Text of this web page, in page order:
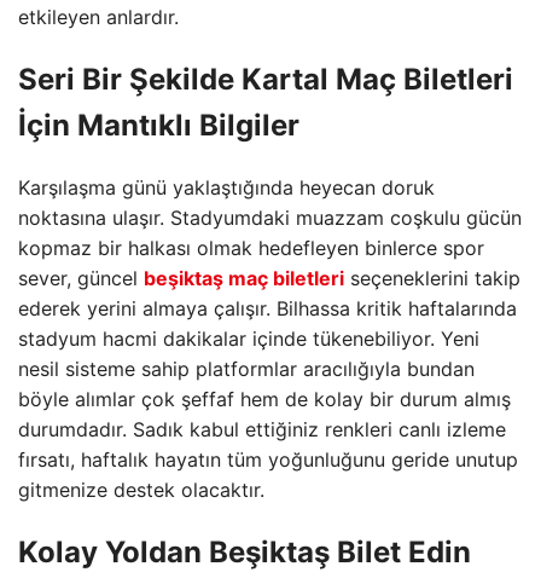
etkileyen anlardır.
Seri Bir Şekilde Kartal Maç Biletleri
İçin Mantıklı Bilgiler
Karşılaşma günü yaklaştığında heyecan doruk
noktasına ulaşır. Stadyumdaki muazzam coşkulu gücün
kopmaz bir halkası olmak hedefleyen binlerce spor
sever, güncel beşiktaş maç biletleri seçeneklerini takip
ederek yerini almaya çalışır. Bilhassa kritik haftalarında
stadyum hacmi dakikalar içinde tükenebiliyor. Yeni
nesil sisteme sahip platformlar aracılığıyla bundan
böyle alımlar çok şeffaf hem de kolay bir durum almış
durumdadır. Sadık kabul ettiğiniz renkleri canlı izleme
fırsatı, haftalık hayatın tüm yoğunluğunu geride unutup
gitmenize destek olacaktır.
Kolay Yoldan Beşiktaş Bilet Edin